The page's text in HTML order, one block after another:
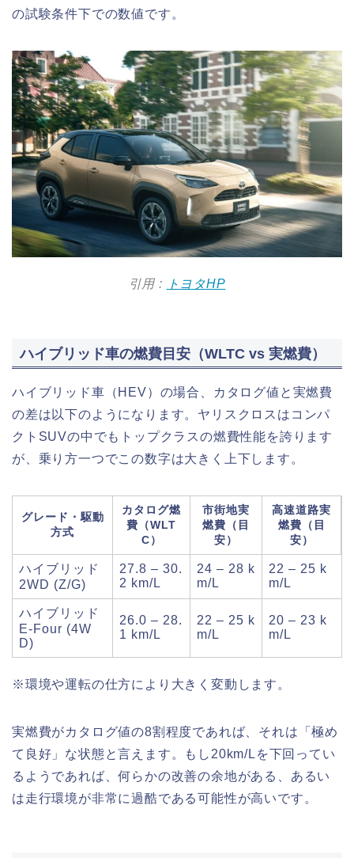
の試験条件下での数値です。
引用 : トヨタHP
ハイブリッド車の燃費目安（WLTC vs 実燃費）
ハイブリッド車（HEV）の場合、カタログ値と実燃費
の差は以下のようになります。ヤリスクロスはコンパ
クトSUVの中でもトップクラスの燃費性能を誇ります
が、乗り方一つでこの数字は大きく上下します。
グレード・駆動
方式
カタログ燃
費（WLT
C）
市街地実
燃費（目
安）
高速道路実
燃費（目
安）
ハイブリッド
2WD (Z/G)
27.8 – 30.
2 km/L
24 – 28 k
m/L
22 – 25 k
m/L
ハイブリッド
E-Four (4W
D)
26.0 – 28.
1 km/L
22 – 25 k
m/L
20 – 23 k
m/L
※環境や運転の仕方により大きく変動します。
実燃費がカタログ値の8割程度であれば、それは「極め
て良好」な状態と言えます。もし20km/Lを下回ってい
るようであれば、何らかの改善の余地がある、あるい
は走行環境が非常に過酷である可能性が高いです。